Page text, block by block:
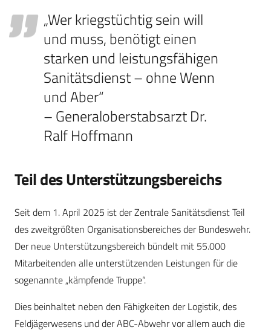
„Wer kriegstüchtig sein will
und muss, benötigt einen
starken und leistungsfähigen
Sanitätsdienst – ohne Wenn
und Aber“
– Generaloberstabsarzt Dr.
Ralf Hoffmann
Teil des Unterstützungsbereichs
Seit dem 1. April 2025 ist der Zentrale Sanitätsdienst Teil
des zweitgrößten Organisationsbereiches der Bundeswehr.
Der neue Unterstützungsbereich bündelt mit 55.000
Mitarbeitenden alle unterstützenden Leistungen für die
sogenannte „kämpfende Truppe“.
Dies beinhaltet neben den Fähigkeiten der Logistik, des
Feldjägerwesens und der ABC-Abwehr vor allem auch die